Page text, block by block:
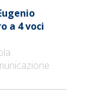
a 4 voci